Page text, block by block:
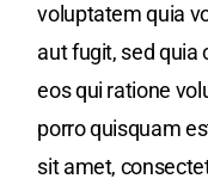
voluptatem quia
aut fugit, sed quia
eos qui ratione
porro quisquam
sit amet,